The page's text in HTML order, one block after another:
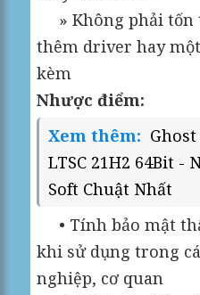
» Không phải tốn
thêm driver hay
kèm
Nhược điểm:
Xem thêm:
LTSC 21H2 64Bit -
Soft Chuật Nhất
• Tính bảo mật
khi sử dụng trong
nghiệp, cơ quan